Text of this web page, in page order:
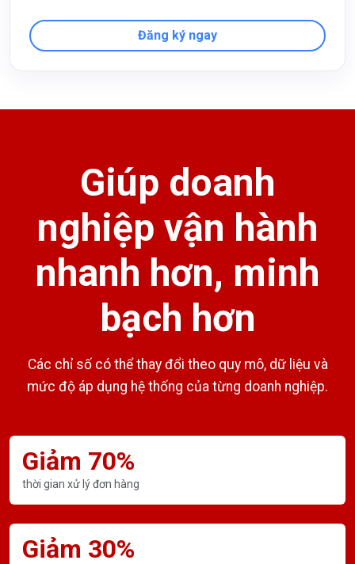
Đăng ký ngay
Giúp doanh
nghiệp vận hành
nhanh hơn, minh
bạch hơn
Các chỉ số có thể thay đổi theo quy mô, dữ liệu và
mức độ áp dụng hệ thống của từng doanh nghiệp.
Giảm 70%
thời gian xử lý đơn hàng
Giảm 30%